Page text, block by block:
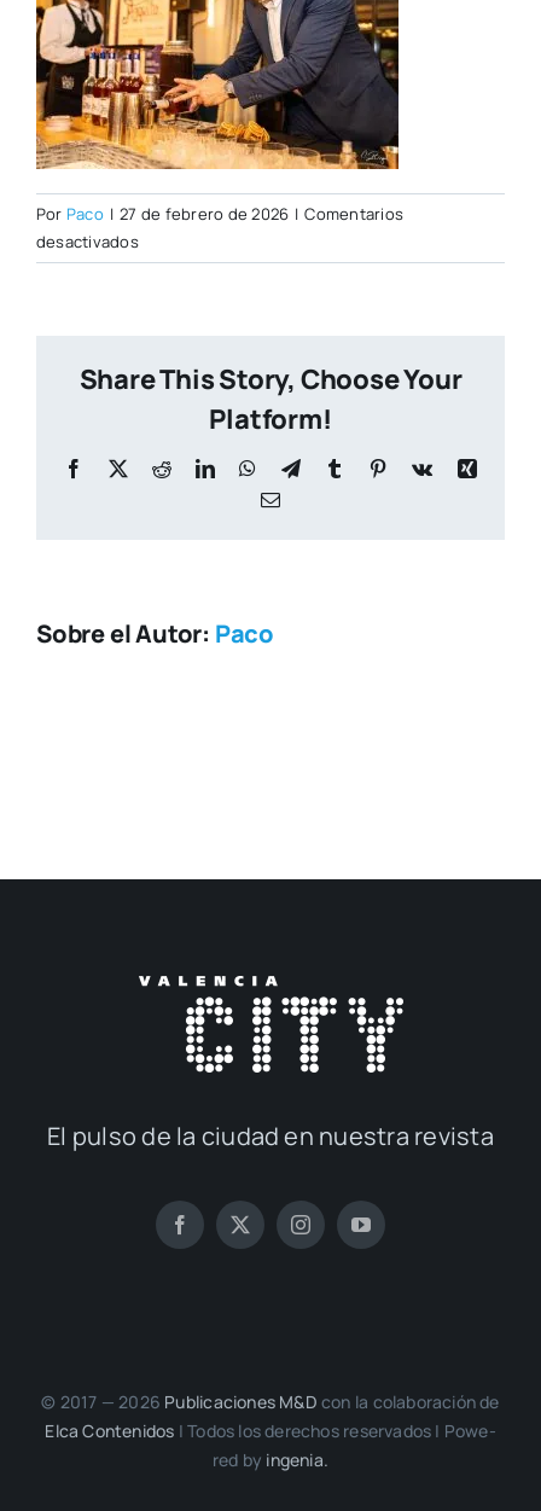
Por Paco | 27 de febrero de 2026 | Comentarios
desactivadosen
WhatsApp
27
Share This Story, Choose Your
Platform!
Facebook
X RedditLinkedInWhatsApp
TelegramTumblr Pinterest
Vk
Xing
Correo
Sobre el Autor: Paco
El pul­so de la ciu­dad en nues­tra revis­ta
© 2017 — 2026 Publi­ca­cio­nes M&D con la cola­bo­ra­ción de
Elca Con­te­ni­dos | Todos los dere­chos reser­va­dos | Powe­
red by inge­nia.